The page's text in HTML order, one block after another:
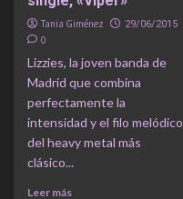
Tania Giménez 29/06/2015
0
Lizzies, la joven banda de
Madrid que combina
perfectamente la
intensidad y el filo melódico
del heavy metal más
clásico...
Leer más